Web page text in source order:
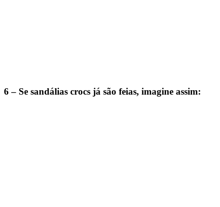
6 – Se sandálias crocs já são feias, imagine assim: